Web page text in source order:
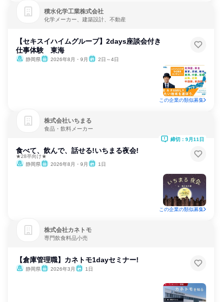
積水化学工業株式会社
化学メーカー、建築設計、不動産
【セキスイハイムグループ】2days座談会付き
仕事体験 東海
静岡県 2026年8月・9月 2日～4日
この企業の類似募集
株式会社いちまる
食品・飲料メーカー
食べて、飲んで、話せる!いちまる夜会!
★28卒向け★
静岡県
2026年8月・9月 1日
締切：9月11日
この企業の類似募集
株式会社カネトモ
専門飲食料品小売
【倉庫管理職】カネトモ1dayセミナー!
静岡県 2026年3月 1日